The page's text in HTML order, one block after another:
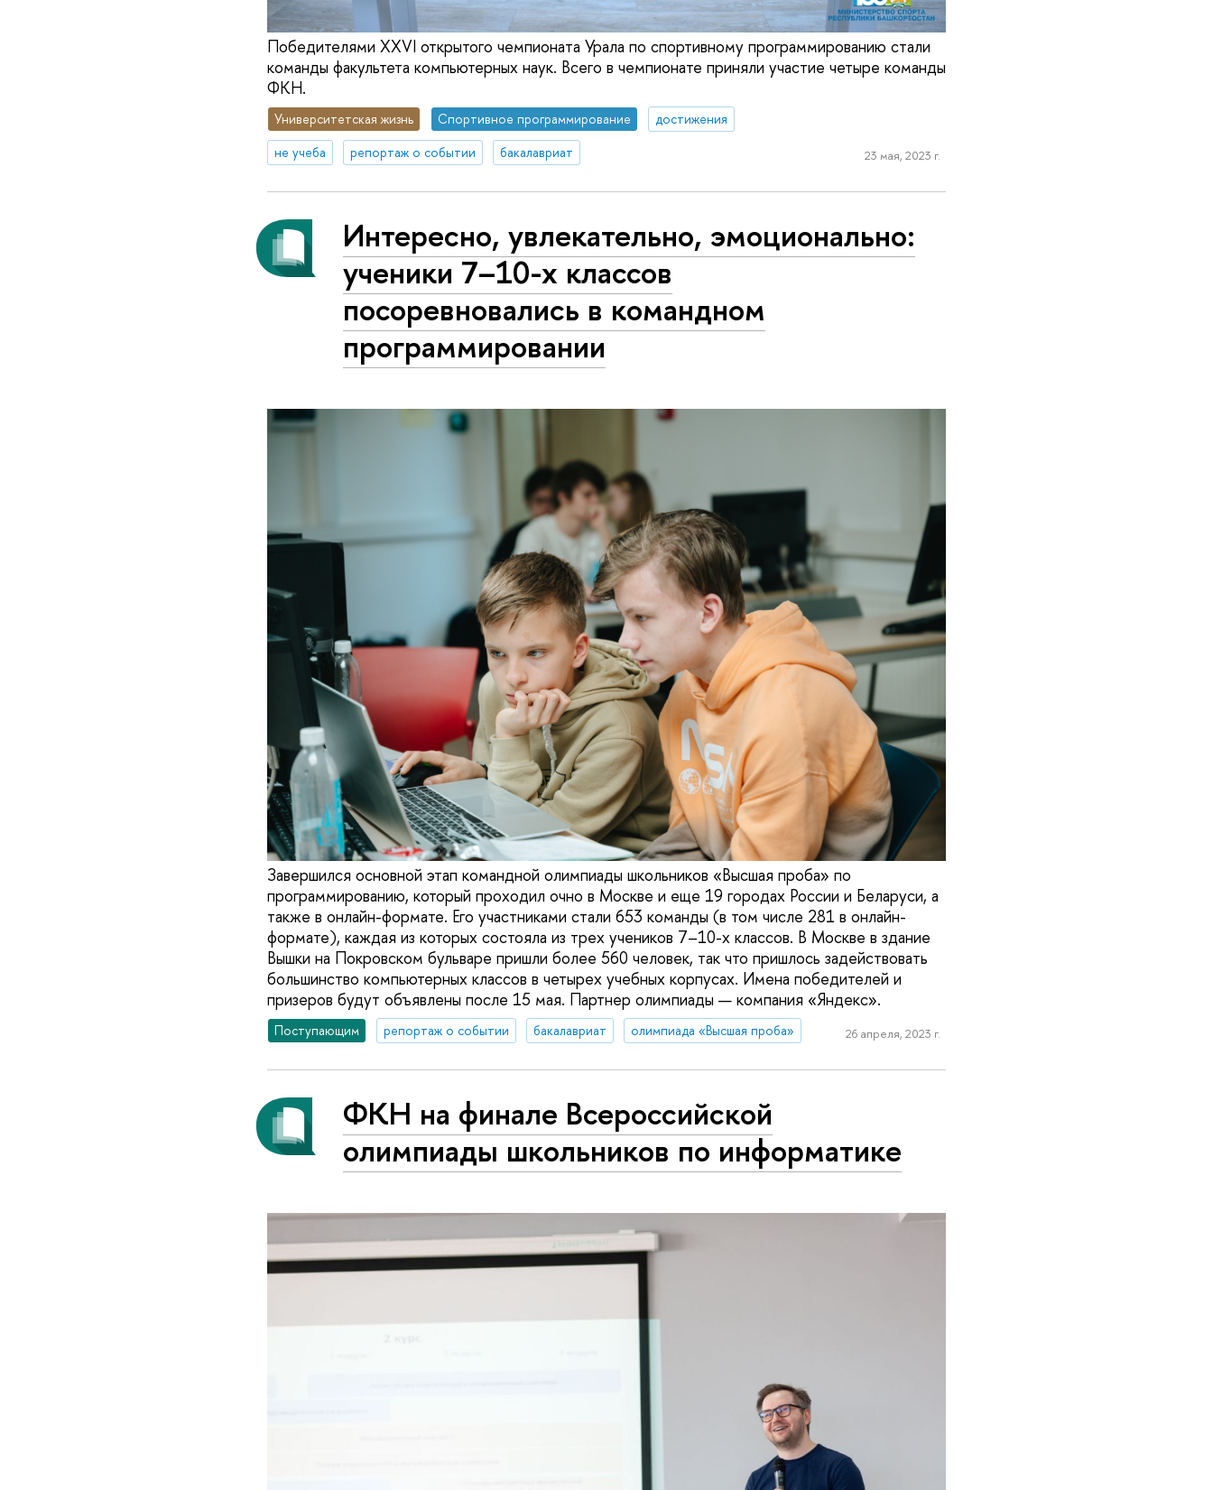
Победителями XXVI открытого чемпионата Урала по спортивному программированию стали
команды факультета компьютерных наук. Всего в чемпионате приняли участие четыре команды
ФКН.
Университетская жизнь Спортивное программирование
достижения
не учеба
репортаж о событии бакалавриат 23 мая, 2023 г.
Интересно, увлекательно, эмоционально:
ученики 7–10-х классов
посоревновались в командном
программировании
Завершился основной этап командной олимпиады школьников «Высшая проба» по
программированию, который проходил очно в Москве и еще 19 городах России и Беларуси, а
также в онлайн-формате. Его участниками стали 653 команды (в том числе 281 в онлайн-
формате), каждая из которых состояла из трех учеников 7–10-х классов. В Москве в здание
Вышки на Покровском бульваре пришли более 560 человек, так что пришлось задействовать
большинство компьютерных классов в четырех учебных корпусах. Имена победителей и
призеров будут объявлены после 15 мая. Партнер олимпиады — компания «Яндекс».
Поступающим репортаж о событии бакалавриат олимпиада «Высшая проба» 26 апреля, 2023 г.
ФКН на финале Все­рос­сий­ской
олимпиады школьников по информатике